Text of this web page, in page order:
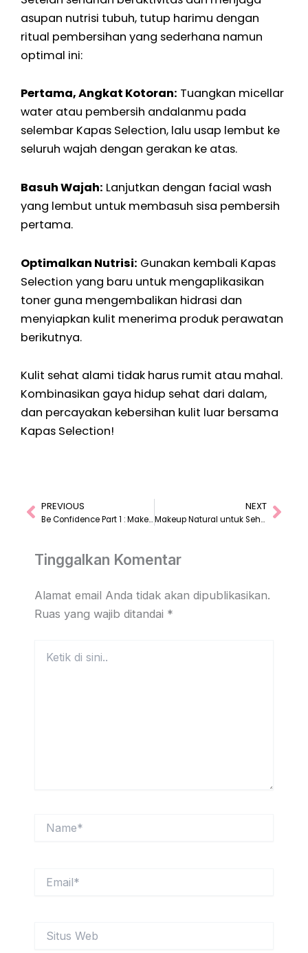
asupan nutrisi tubuh, tutup harimu dengan
ritual pembersihan yang sederhana namun
optimal ini:
Pertama, Angkat Kotoran: Tuangkan micellar
water atau pembersih andalanmu pada
selembar Kapas Selection, lalu usap lembut ke
seluruh wajah dengan gerakan ke atas.
Basuh Wajah: Lanjutkan dengan facial wash
yang lembut untuk membasuh sisa pembersih
pertama.
Optimalkan Nutrisi: Gunakan kembali Kapas
Selection yang baru untuk mengaplikasikan
toner guna mengembalikan hidrasi dan
menyiapkan kulit menerima produk perawatan
berikutnya.
Kulit sehat alami tidak harus rumit atau mahal.
Kombinasikan gaya hidup sehat dari dalam,
dan percayakan kebersihan kulit luar bersama
Kapas Selection!
Prev
PREVIOUS
Be Confidence Part 1 : Make-Up | Better You Ep.05
NEXT
Makeup Natural untuk Sehari-hari
Tinggalkan Komentar
Alamat email Anda tidak akan dipublikasikan.
Ruas yang wajib ditandai *
Web